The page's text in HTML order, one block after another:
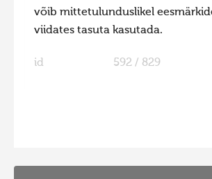
võib mittetulunduslikel
viidates tasuta kasutada.
id 592 / 829